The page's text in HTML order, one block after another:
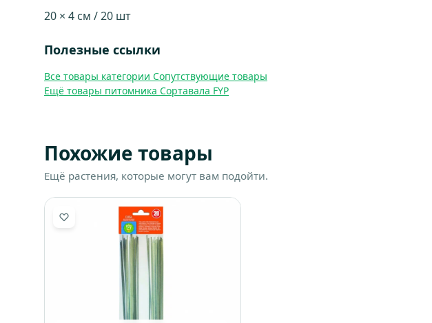
20 × 4 см / 20 шт
Полезные ссылки
Все товары категории Сопутствующие товары
Ещё товары питомника Сортавала FYP
Похожие товары
Ещё растения, которые могут вам подойти.